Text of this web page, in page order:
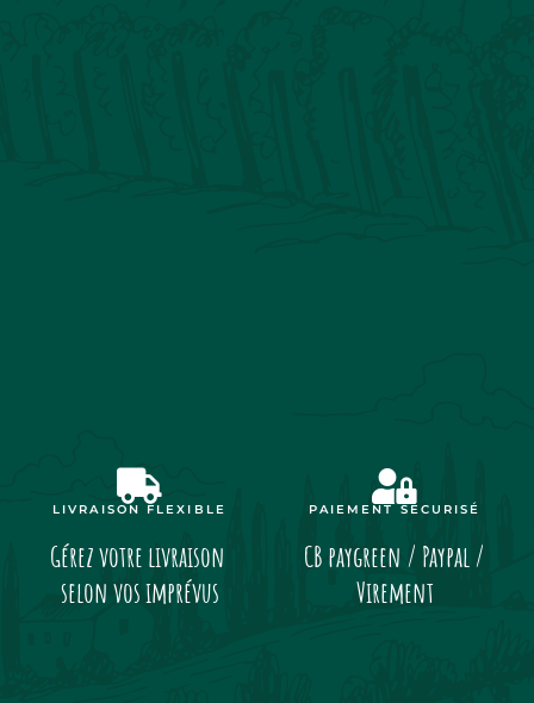
LIVRAISON FLEXIBLE
Gérez votre livraison
selon vos imprévus
PAIEMENT SÉCURISÉ
CB paygreen / Paypal /
Virement